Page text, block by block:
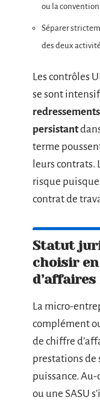
ou la
Séparer
des deux
Les contrôles
se sont
persistant
terme
leurs contrats.
risque
contrat de
Statut
choisir
d’affaires
La micro-
complément
de chiffre
prestations de
puissance. Au-
ou une SASU